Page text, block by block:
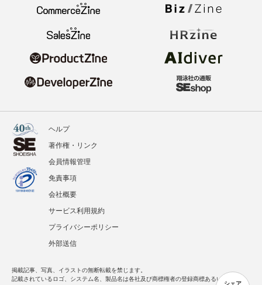
シェア
ヘルプ
著作権・リンク
会員情報管理
免責事項
会社概要
サービス利用規約
プライバシーポリシー
外部送信
掲載記事、写真、イラストの無断転載を禁じます。
記載されているロゴ、システム名、製品名は各社及び商標権者の登録商標あるいは商標で